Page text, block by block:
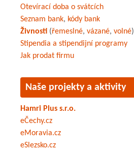
Otevírací doba o svátcích
Seznam bank, kódy bank
Živnosti (řemeslné, vázané, volné)
Stipendia a stipendijní programy
Jak prodat firmu
Naše projekty a aktivity
Hamri Plus s.r.o.
eČechy.cz
eMoravia.cz
eSlezsko.cz